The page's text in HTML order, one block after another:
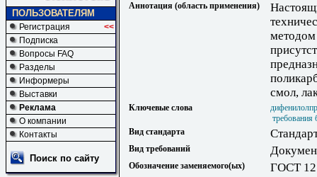
ПОЛЬЗОВАТЕЛЯМ
Регистрация
<<
Подписка
Вопросы FAQ
Разделы
Информеры
Выставки
Реклама
О компании
Контакты
Поиск по сайту
Аннотация (область применения)
методом
смол,
Ключевые слова
требования
Вид стандарта
Вид требований
Обозначение заменяемого(ых) ГОСТ